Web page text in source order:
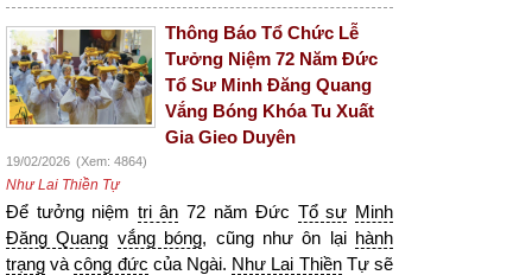
Thông Báo Tổ Chức Lễ
Tưởng Niệm 72 Năm Đức
Tổ Sư Minh Đăng Quang
Vắng Bóng Khóa Tu Xuất
Gia Gieo Duyên
19/02/2026 (Xem: 4864)
Như Lai Thiền Tự
Để tưởng niệm tri ân 72 năm Đức Tổ sư Minh
Đăng Quang vắng bóng, cũng như ôn lại hành
trạng vàcông đức của Ngài. Như Lai ThiềnTự sẽ